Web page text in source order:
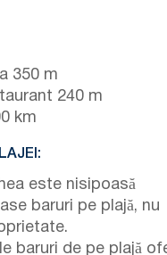
350 m
240 m
km
este nisipoasă
baruri pe plajă, nu
baruri de pe plajă